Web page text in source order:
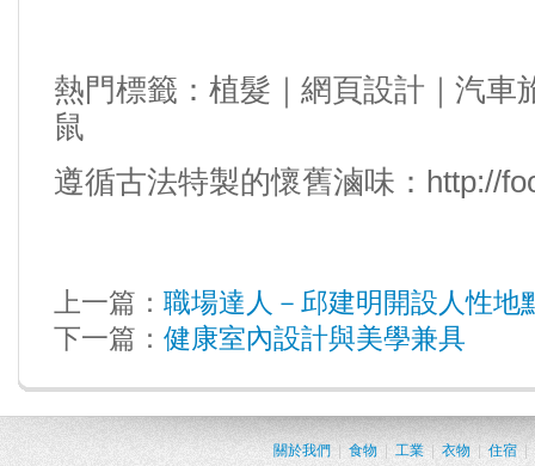
熱門標籤： 植髮 ｜ 網頁設計 ｜ 汽車
鼠
遵循古法特製的懷舊滷味：http://
上一篇： 職場達人－邱建明開設人性地
下一篇： 健康室內設計與美學兼具
關於我們 食物 工業 | 衣物 住宿 |